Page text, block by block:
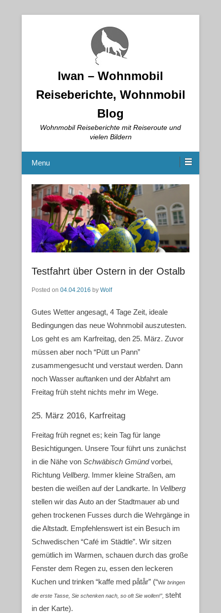
Iwan – Wohnmobil
Reiseberichte, Wohnmobil
Blog
Wohnmobil Reiseberichte mit Reiseroute und
vielen Bildern
Menu
Testfahrt über Ostern in der Ostalb
Posted on 04.04.2016 by Wolf
Gutes Wetter angesagt, 4 Tage Zeit, ideale
Bedingungen das neue Wohnmobil auszutesten.
Los geht es am Karfreitag, den 25. März. Zuvor
müssen aber noch “Pütt un Pann”
zusammengesucht und verstaut werden. Dann
noch Wasser auftanken und der Abfahrt am
Freitag früh steht nichts mehr im Wege.
25. März 2016, Karfreitag
Freitag früh regnet es; kein Tag für lange
Besichtigungen. Unsere Tour führt uns zunächst
in die Nähe von Schwäbisch Gmündvorbei,
Richtung Vellberg. Immer kleine Straßen, am
besten die weißen auf der Landkarte. In Vellberg
stellen wir das Auto an der Stadtmauer ab und
gehen trockenen Fusses durch die Wehrgänge in
die Altstadt. Empfehlenswert ist ein Besuch im
Schwedischen “Café im Städtle”. Wir sitzen
gemütlich im Warmen, schauen durch das große
Fenster dem Regen zu, essen den leckeren
Kuchen und trinken “kaffe med påtår” (“Wir bringen
die erste Tasse, Sie schenken nach, so oft Sie wollen!”, steht
in der Karte).